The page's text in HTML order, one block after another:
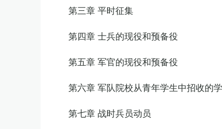
第三章 平时征集
第四章 士兵的现役和预备役
第五章 军官的现役和预备役
第六章 军队院校从青年学生中招收的
第七章 战时兵员动员